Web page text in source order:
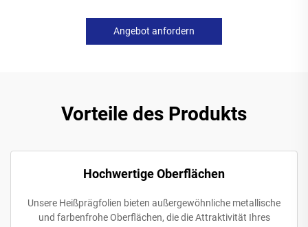
Angebot anfordern
Vorteile des Produkts
Hochwertige Oberflächen
Unsere Heißprägfolien bieten außergewöhnliche metallische
und farbenfrohe Oberflächen, die die Attraktivität Ihres